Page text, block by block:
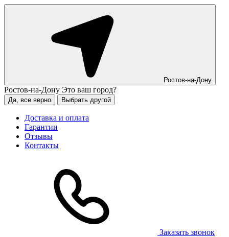
Ростов-на-Дону
Ростов-на-Дону Это ваш город?
Да, все верно Выбрать другой
Доставка и оплата
Гарантии
Отзывы
Контакты
Заказать звонок